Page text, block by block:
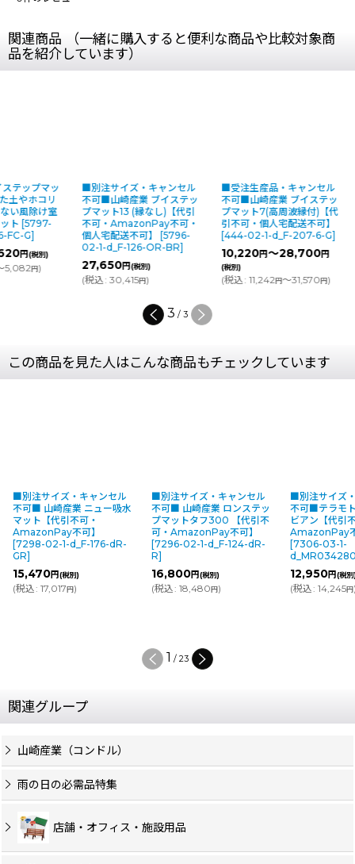
関連商品 （一緒に購入すると便利な商品や比較対象商
品を紹介しています）
テップマッ
土やホコリ
い風除け室
ト [5797-
FC-G]
円(税別)
5,082円)
■別注サイズ・キャンセル
不可■山崎産業 ブイステッ
プマット13 (縁なし)【代引
不可・AmazonPay不可・
個人宅配送不可】
[5796-
02-1-d_F-126-OR-BR]
27,650円(税別)
(税込: 30,415円)
■受注生産品・キャンセル
不可■山崎産業 ブイステッ
プマット7(高周波縁付)【代
引不可・個人宅配送不可】
[444-02-1-d_F-207-6-G]
10,220円～28,700円
(税別)
(税込: 11,242円～31,570円)
3 / 3
この商品を見た人はこんな商品もチェックしています
■別注サイズ・キャンセル
不可■ 山崎産業 ニュー吸水
マット【代引不可・
AmazonPay不可】
[7298-02-1-d_F-176-dR-
GR]
15,470円(税別)
(税込: 17,017円)
■別注サイズ・キャンセル
不可■ 山崎産業 ロンステッ
プマットタフ300 【代引不
可・AmazonPay不可】
[7296-02-1-d_F-124-dR-
R]
16,800円(税別)
(税込: 18,480円)
■別注サイズ
不可■テラモ
ビアン【代引
AmazonPay
[7306-03-1-
12,950円(税
(税込: 14,245円
1 / 23
関連グループ
山崎産業（コンドル）
雨の日の必需品特集
店舗・オフィス・施設用品